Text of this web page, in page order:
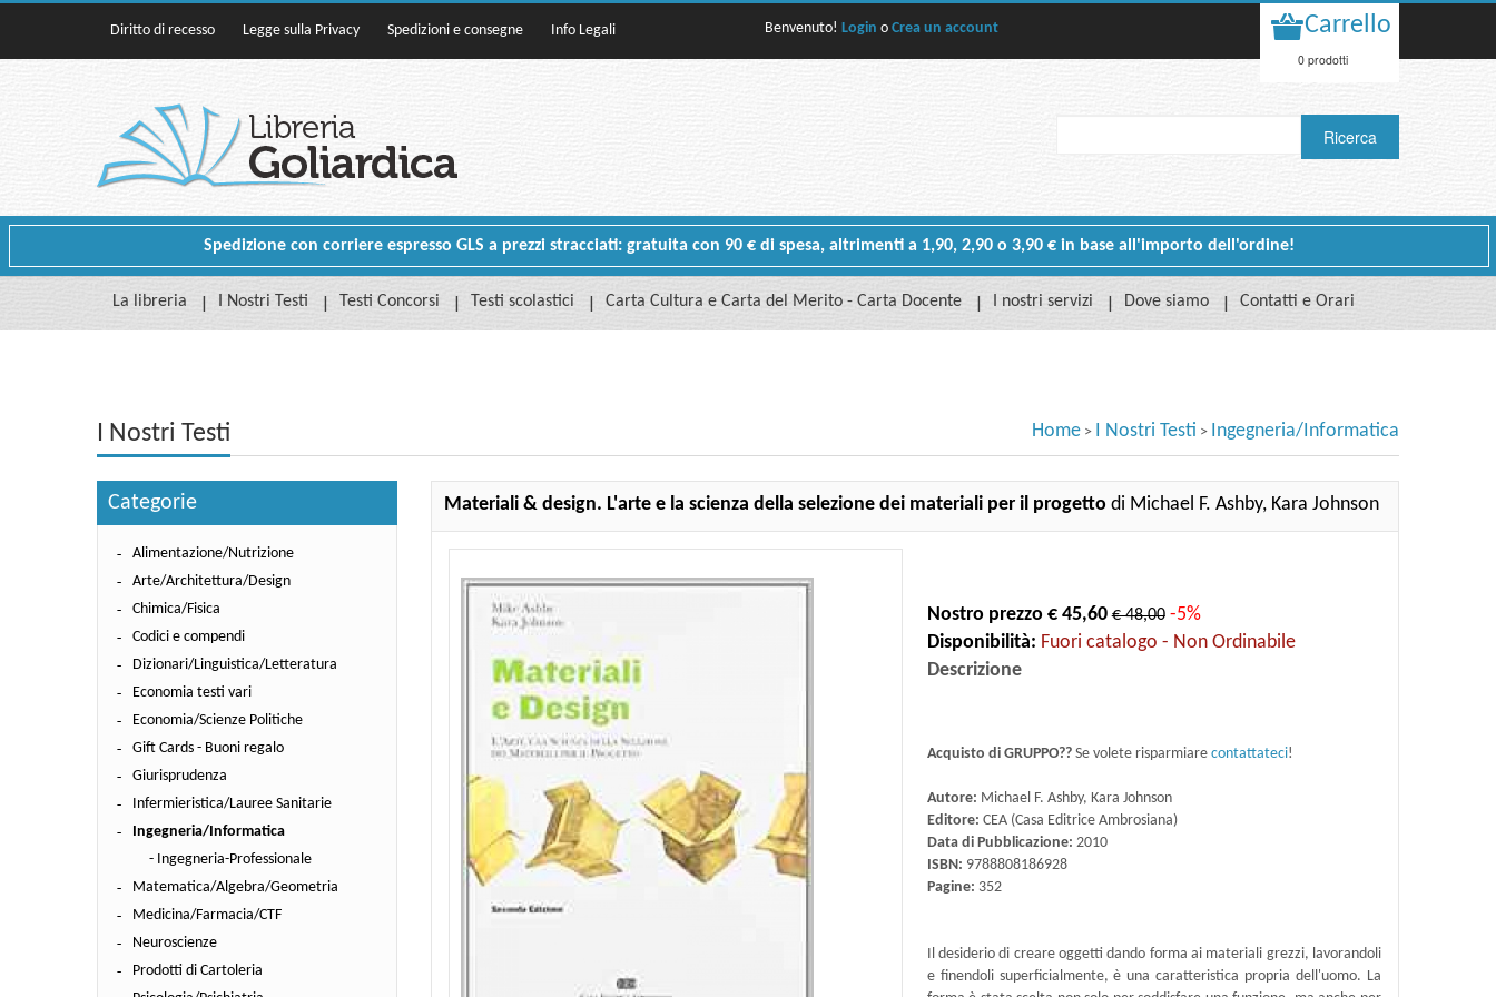
Diritto di recesso Legge sulla Privacy Spedizioni e consegne Info Legali Benvenuto! Login o Crea un account Carrello
0 prodotti
Spedizione con corriere espresso GLS a prezzi stracciati: gratuita con 90 € di spesa, altrimenti a 1,90, 2,90 o 3,90 € in base all'importo dell'ordine!
La libreria I Nostri Testi Testi Concorsi Testi scolastici Carta Cultura e Carta del Merito - Carta Docente I nostri servizi Dove siamo Contatti e Orari
I Nostri Testi Home > I Nostri Testi > Ingegneria/Informatica
Categorie
Alimentazione/Nutrizione
Arte/Architettura/Design
Chimica/Fisica
Codici e compendi
Dizionari/Linguistica/Letteratura
Economia testi vari
Economia/Scienze Politiche
Gift Cards - Buoni regalo
Giurisprudenza
Infermieristica/Lauree Sanitarie
Ingegneria/Informatica
- Ingegneria-Professionale
Matematica/Algebra/Geometria
Medicina/Farmacia/CTF
Neuroscienze
Prodotti di Cartoleria
Materiali & design. L'arte e la scienza della selezione dei materiali per il progetto di Michael F. Ashby, Kara Johnson
Nostro prezzo € 45,60 € 48,00 -5%
Disponibilità: Fuori catalogo - Non Ordinabile
Descrizione
Acquisto di GRUPPO??Se volete risparmiare contattateci!
Autore: Michael F. Ashby, Kara Johnson
Editore: CEA (Casa Editrice Ambrosiana)
Data di Pubblicazione: 2010
ISBN: 9788808186928
Pagine: 352
Il desiderio di creare oggetti dando forma ai materiali grezzi, lavorandoli
e finendoli superficialmente, è una caratteristica propria dell'uomo. La